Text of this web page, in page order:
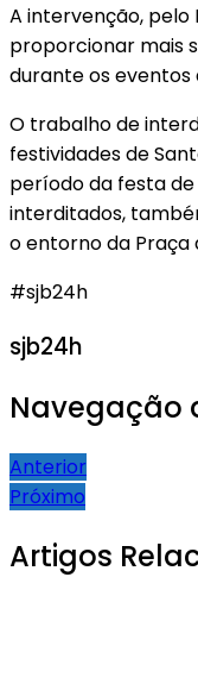
A intervenção,
proporcionar mais
durante os eventos
O trabalho de
festividades de
período da festa de
interditados,
o entorno da Praça
#sjb24h
sjb24h
Navegação
Anterior
Próximo
Artigos